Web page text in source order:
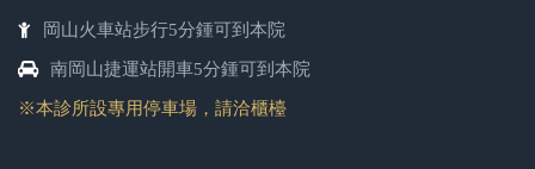
岡山火車站步行5分鍾可到本院
南岡山捷運站開車5分鍾可到本院
※本診所設專用停車場，請洽櫃檯